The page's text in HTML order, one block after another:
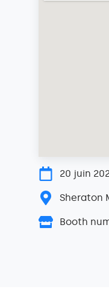
20 juin
Sheraton
Booth